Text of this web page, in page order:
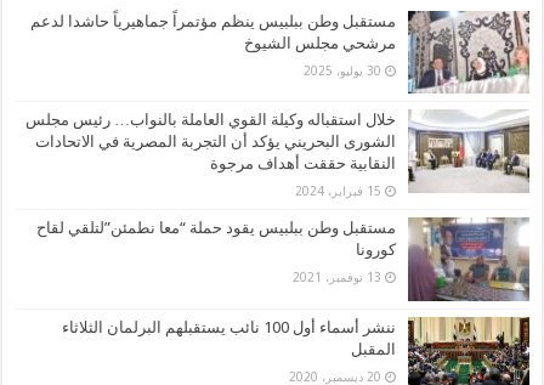
مستقبل وطن ببلبيس ينظم مؤتمراً جماهيرياً حاشدا لدعم
مرشحي مجلس الشيوخ
30 يوليو، 2025
خلال استقباله وكيلة القوي العاملة بالنواب… رئيس مجلس
الشورى البحريني يؤكد أن التجربة المصرية في الاتحادات
النقابية حققت أهداف مرجوة
15 فبراير، 2024
مستقبل وطن ببلبيس يقود حملة “معا نطمئن”لتلقي لقاح
كورونا
13 نوفمبر، 2021
ننشر أسماء أول 100 نائب يستقبلهم البرلمان الثلاثاء
المقبل
20 ديسمبر، 2020